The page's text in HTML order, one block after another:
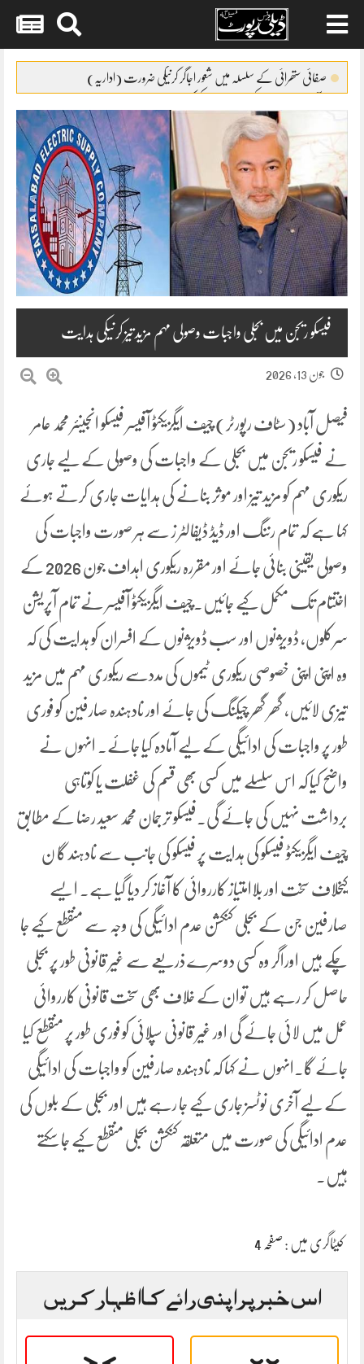
contentصفائی ستھرائی کے سلسلہ میں شعور اجاگر کرنیکی ضرورت (اداریہ)
BISPکے سروے کے بہانے نوسربازوں کی ٹیمیں گوجرہ کے چکوک میں
متحرک
ساہیوال ٹیچنگ ہسپتال میں کمپیوٹر نظام کی فراہمی
ساہیوال پولیس کا جرائم پیشہ افراد کیخلاف کریک ڈاؤن،314افراد گرفتار
فیسکو ریجن میں بجلی واجبات وصولی مہم مزید تیز کرنیکی ہدایت
جون 13, 2026
فیصل آباد (سٹاف رپورٹر) چیف ایگزیکٹو آفیسر فیسکو انجینئر محمد عامر
نے فیسکو ریجن میں بجلی کے واجبات کی وصولی کے لیے جاری
ریکوری مہم کو مزید تیز اور موثر بنانے کی ہدایات جاری کرتے ہوئے
کہا ہے کہ تمام رننگ اور ڈیڈ ڈیفالٹر ز سے ہر صورت واجبات کی
وصولی یقینی بنائی جائے اور مقررہ ریکوری اہداف جون 2026 کے
اختتام تک مکمل کیے جائیں۔چیف ایگزیکٹو آفیسر نے تمام آپریشن
سرکلوں، ڈویژنوں اور سب ڈویژنوں کے افسران کو ہدایت کی کہ
وہ اپنی اپنی خصوصی ریکوری ٹیموں کی مددسے ریکوری مہم میں مزید
تیزی لائیں، گھر گھر چیکنگ کی جائے اور نادہندہ صارفین کو فوری
طور پر واجبات کی ادائیگی کے لیے آمادہ کیا جائے۔ انہوں نے
واضح کیا کہ اس سلسلے میں کسی بھی قسم کی غفلت یا کوتاہی
برداشت نہیں کی جائے گی۔فیسکو ترجمان محمد سعید رضا کے مطابق
چیف ایگزیکٹو فیسکو کی ہدایت پر فیسکو کی جانب سے نادہند گا ن
کیخلاف سخت اور بلاامتیاز کارروائی کا آغاز کر دیا گیا ہے۔ ایسے
صارفین جن کے بجلی کنکشن عدم ادائیگی کی وجہ سے منقطع کیے جا
چکے ہیں اوراگر وہ کسی دوسرے ذریعے سے غیر قانونی طور پر بجلی
حاصل کر رہے ہیں توان کے خلاف بھی سخت قانونی کارروائی
عمل میں لائی جائے گی اور غیر قانونی سپلائی کو فوری طور پر منقطع کیا
جائے گا۔انہوں نے کہا کہ نادہندہ صارفین کو واجبات کی ادائیگی
کے لیے آخری نوٹسز جاری کیے جا رہے ہیں اور بجلی کے بلوں کی
عدم ادائیگی کی صورت میں متعلقہ کنکشن بجلی منقطع کیے جا سکتے
ہیں۔
کیٹاگری میں : صفحہ 4
اس خبر پر اپنی رائے کا اظہار کریں